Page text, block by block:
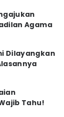
Agama
Dilayangkan
Tahu!